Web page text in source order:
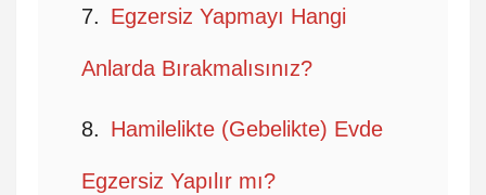
Egzersiz Yapmayı Hangi
Anlarda Bırakmalısınız?
Hamilelikte (Gebelikte) Evde
Egzersiz Yapılır mı?